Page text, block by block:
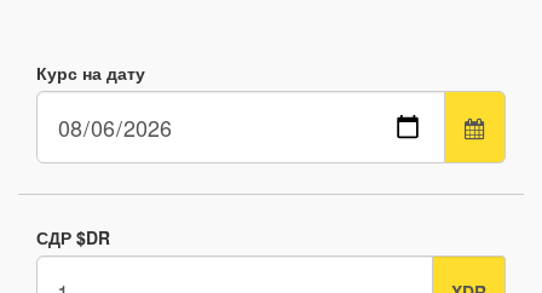
Курс на дату
СДР $DR